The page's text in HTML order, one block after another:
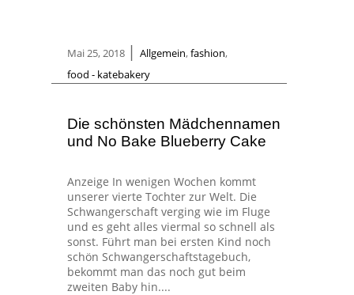
Mai 25, 2018 | Allgemein,fashion,
food - katebakery
Die schönsten Mädchennamen
und No Bake Blueberry Cake
Anzeige In wenigen Wochen kommt
unserer vierte Tochter zur Welt. Die
Schwangerschaft verging wie im Fluge
und es geht alles viermal so schnell als
sonst. Führt man bei ersten Kind noch
schön Schwangerschaftstagebuch,
bekommt man das noch gut beim
zweiten Baby hin....